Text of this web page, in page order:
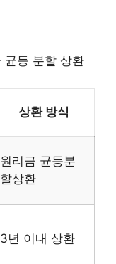
균등 분할 상환
상환 방식
원리금 균등분
할상환
3년 이내 상환